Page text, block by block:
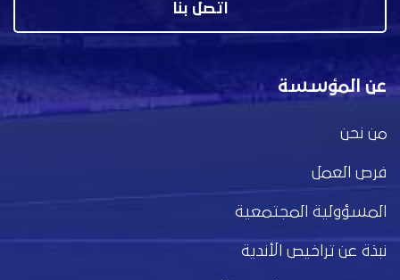
اتصل بنا
عن المؤسسة
من نحن
فرص العمل
المسؤولية المجتمعية
نبذة عن تراخيص الأندية